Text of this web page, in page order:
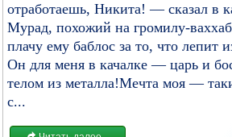
отработаешь, Никита! — сказал в
Мурад, похожий на громилу-
плачу ему баблос за то, что лепит
Он для меня в качалке — царь и
телом из металла!Мечта моя —
с...